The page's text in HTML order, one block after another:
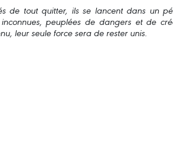
de tout quitter, ils se lancent dans un
peuplées de dangers et de
leur seule force sera de rester unis.